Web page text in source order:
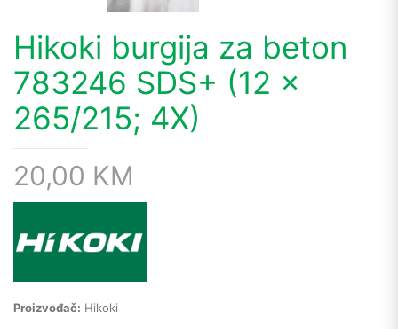
Hikoki burgija za beton
783246 SDS+ (12 x
265/215; 4X)
20,00 KM
Proizvođač: Hikoki